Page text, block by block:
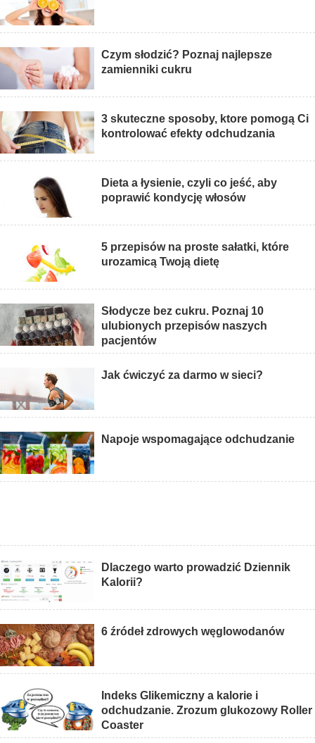
Czym słodzić? Poznaj najlepsze
zamienniki cukru
3 skuteczne sposoby, ktore pomogą Ci
kontrolować efekty odchudzania
Dieta a łysienie, czyli co jeść, aby
poprawić kondycję włosów
5 przepisów na proste sałatki, które
urozamicą Twoją dietę
Słodycze bez cukru. Poznaj 10
ulubionych przepisów naszych
pacjentów
Jak ćwiczyć za darmo w sieci?
Napoje wspomagające odchudzanie
Dlaczego warto prowadzić Dziennik
Kalorii?
6 źródeł zdrowych węglowodanów
Indeks Glikemiczny a kalorie i
odchudzanie. Zrozum glukozowy Roller
Coaster